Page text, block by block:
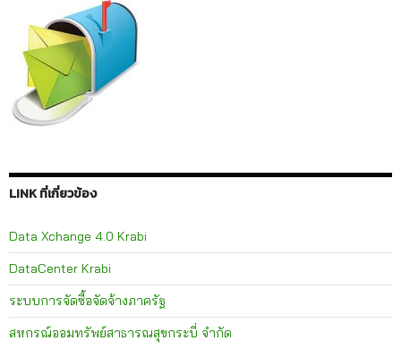
LINK ที่เกี่ยวข้อง
Data Xchange 4.0 Krabi
DataCenter Krabi
ระบบการจัดซื้อจัดจ้างภาครัฐ
สหกรณ์ออมทรัพย์สาธารณสุขกระบี่ จำกัด